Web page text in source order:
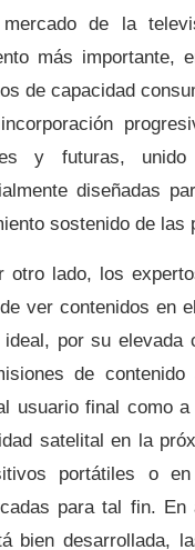
de la
más importante,
de capacidad
y futuras,
diseñadas
sostenido de las
otro lado, los
ver contenidos en
ideal, por su elevada
de
usuario final como
satelital en la
portátiles o
para tal fin. En
bien desarrollada,